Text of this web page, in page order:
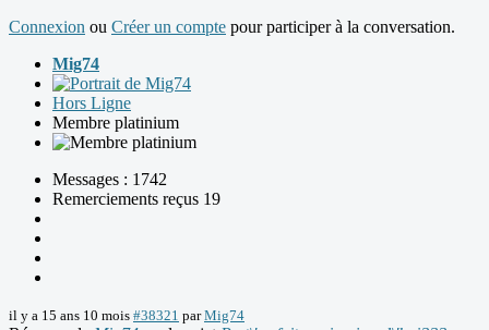
Connexion ou Créer un compte pour participer à la conversation.
Mig74
Hors Ligne
Membre platinium
Messages : 1742
Remerciements reçus 19
il y a 15 ans 10 mois #38321 parMig74